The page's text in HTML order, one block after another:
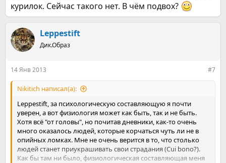
курилок. Сейчас такого нет. В чём подвох?
Leppestift
Дик.Образ
14 Янв 2013 #7
Nikitich написал(а):
Leppestift, за психологическую составляющую я почти
уверен, а вот физиология может как быть, так и не быть.
Хотя всё "от головы", но почитав дневники, как-то очень
много оказалось людей, которые корчаться чуть ли не в
опийных ломках. Мне не очень верится в то, что столько
людей станет приукрашивать свои страдания (Cui bono?).
Как бы там ни было, физиологическая составляющая меня